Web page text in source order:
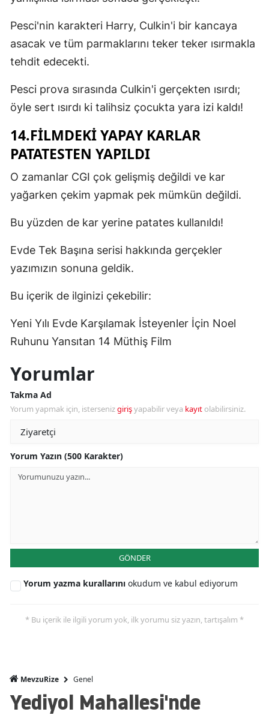
Pesci'nin karakteri Harry, Culkin'i bir kancaya
asacak ve tüm parmaklarını teker teker ısırmakla
tehdit edecekti.
Pesci prova sırasında Culkin'i gerçekten ısırdı;
öyle sert ısırdı ki talihsiz çocukta yara izi kaldı!
14.FILMDEKI YAPAY KARLAR
PATATESTEN YAPILDI
O zamanlar CGI çok gelişmiş değildi ve kar
yağarken çekim yapmak pek mümkün değildi.
Bu yüzden de kar yerine patates kullanıldı!
Evde Tek Başına serisi hakkında gerçekler
yazımızın sonuna geldik.
Bu içerik de ilginizi çekebilir:
Yeni Yılı Evde Karşılamak İsteyenler İçin Noel
Ruhunu Yansıtan 14 Müthiş Film
Yorumlar
Takma Ad
Yorum yapmak için, istersenizgirişyapabilir veya kayıt olabilirsiniz.
Yorum Yazın (500 Karakter)
GÖNDER
Yorum yazma kurallarını okudum ve kabul ediyorum
* Bu içerik ile ilgili yorum yok, ilk yorumu siz yazın, tartışalım *
MevzuRize Genel
Yediyol Mahallesi'nde